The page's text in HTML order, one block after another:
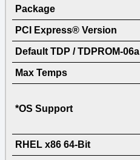
Package
PCI Express® Version
Default TDP / TDPROM-06a
Max Temps
*OS Support
RHEL x86 64-Bit